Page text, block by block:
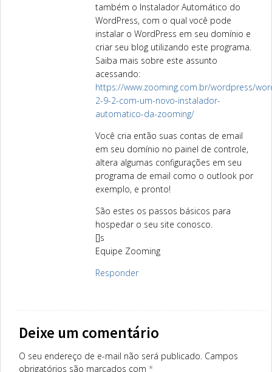
também o Instalador Automático do
WordPress, com o qual você pode
instalar o WordPress em seu domínio e
criar seu blog utilizando este programa.
Saiba mais sobre este assunto
acessando:
https://www.zooming.com.br/wordpress/
2-9-2-com-um-novo-instalador-
automatico-da-zooming/
Você cria então suas contas de email
em seu domínio no painel de controle,
altera algumas configurações em seu
programa de email como o outlook por
exemplo, e pronto!
São estes os passos básicos para
hospedar o seu site conosco.
[]s
Equipe Zooming
Responder
Deixe um comentário
O seu endereço de e-mail não será publicado. Campos
obrigatórios são marcados com *